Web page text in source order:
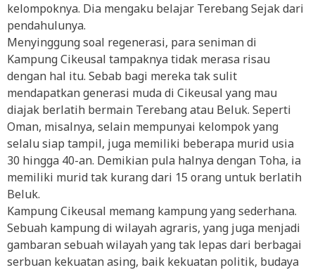
kelompoknya. Dia mengaku belajar Terebang Sejak dari
pendahulunya.
Menyinggung soal regenerasi, para seniman di
Kampung Cikeusal tampaknya tidak merasa risau
dengan hal itu. Sebab bagi mereka tak sulit
mendapatkan generasi muda di Cikeusal yang mau
diajak berlatih bermain Terebang atau Beluk. Seperti
Oman, misalnya, selain mempunyai kelompok yang
selalu siap tampil, juga memiliki beberapa murid usia
30 hingga 40-an. Demikian pula halnya dengan Toha, ia
memiliki murid tak kurang dari 15 orang untuk berlatih
Beluk.
Kampung Cikeusal memang kampung yang sederhana.
Sebuah kampung di wilayah agraris, yang juga menjadi
gambaran sebuah wilayah yang tak lepas dari berbagai
serbuan kekuatan asing, baik kekuatan politik, budaya